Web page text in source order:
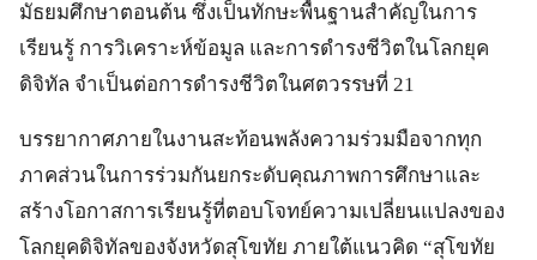
มัธยมศึกษาตอนต้น ซึ่งเป็นทักษะพื้นฐานสำคัญในการ
เรียนรู้ การวิเคราะห์ข้อมูล และการดำรงชีวิตในโลกยุค
ดิจิทัล จำเป็นต่อการดำรงชีวิตในศตวรรษที่ 21
บรรยากาศภายในงานสะท้อนพลังความร่วมมือจากทุก
ภาคส่วนในการร่วมกันยกระดับคุณภาพการศึกษาและ
สร้างโอกาสการเรียนรู้ที่ตอบโจทย์ความเปลี่ยนแปลงของ
โลกยุคดิจิทัลของจังหวัดสุโขทัย ภายใต้แนวคิด “สุโขทัย